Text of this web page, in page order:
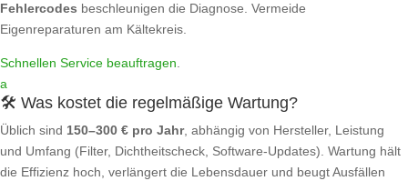
Fehlercodes beschleunigen die Diagnose. Vermeide
Eigenreparaturen am Kältekreis.
Schnellen Service beauftragen.
a
🛠️ Was kostet die regelmäßige Wartung?
Üblich sind 150–300 € pro Jahr, abhängig von Hersteller, Leistung
und Umfang (Filter, Dichtheitscheck, Software‑Updates). Wartung hält
die Effizienz hoch, verlängert die Lebensdauer und beugt Ausfällen